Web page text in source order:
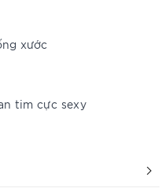
xước
tim cực sexy